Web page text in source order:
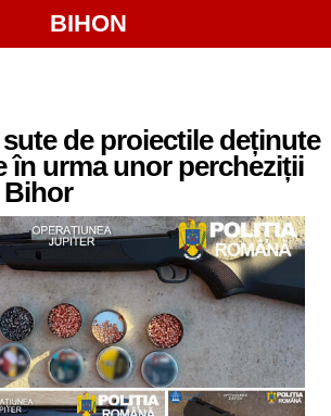
BIHON
de proiectile deținute
în urma unor percheziții
Bihor